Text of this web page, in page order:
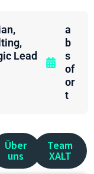
,
,
Lead
a
b
s
of
or
t
Über
uns
Team
XALT